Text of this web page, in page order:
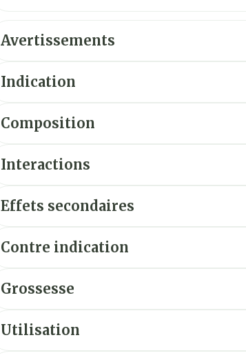
Avertissements
Indication
Composition
Interactions
Effets secondaires
Contre indication
Grossesse
Utilisation